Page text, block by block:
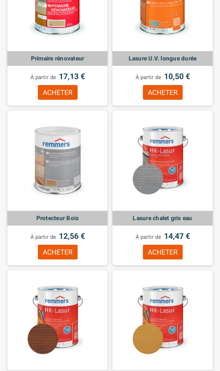
Primaire rénovateur
À partir de 17,13 €
ACHETER
Lasure U.V. longue durée
À partir de 10,50 €
ACHETER
Protecteur Bois
À partir de 12,56 €
ACHETER
Lasure chalet gris eau
À partir de 14,47 €
ACHETER